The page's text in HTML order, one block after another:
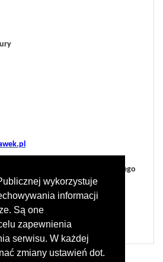
wykorzystuje
informacji
Są one
zapewnienia
serwisu. W każdej
zmiany ustawień dot.
Jerzakowski (Dyrektor Gminnego